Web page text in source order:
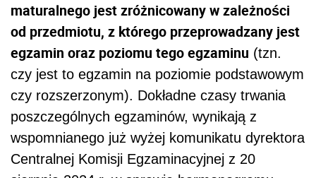
maturalnego jest zróżnicowany w zależności
od przedmiotu, z którego przeprowadzany jest
egzamin oraz poziomu tego egzaminu (tzn.
czy jest to egzamin na poziomie podstawowym
czy rozszerzonym). Dokładne czasy trwania
poszczególnych egzaminów, wynikają z
wspomnianego już wyżej komunikatu dyrektora
Centralnej Komisji Egzaminacyjnej z 20